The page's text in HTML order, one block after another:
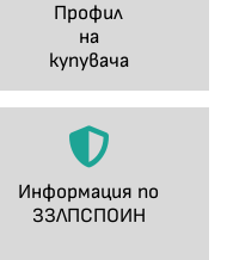
Профил
на
купувача
Информация по
ЗЗЛПСПОИН